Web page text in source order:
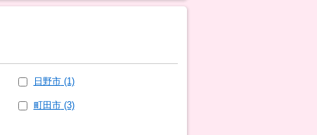
日野市(1)
町田市(3)